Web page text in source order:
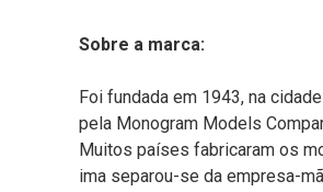
Sobre a marca:
Foi fundada em 1943, na
pela Monogram Models
Muitos países fabricaram os
ima separou-se da empresa-